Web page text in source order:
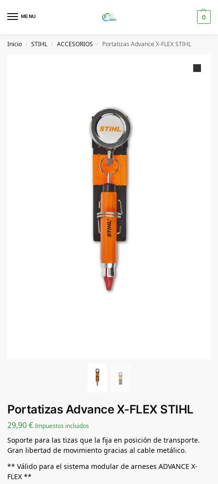
MENU 0
Inicio / STIHL / ACCESORIOS / Portatizas Advance X-FLEX STIHL
Portatizas Advance X-FLEX STIHL
29,90€ Impuestos incluidos
Soporte para las tizas que la fija en posición de transporte.
Gran libertad de movimiento gracias al cable metálico.
** Válido para el sistema modular de arneses ADVANCE X-
FLEX **